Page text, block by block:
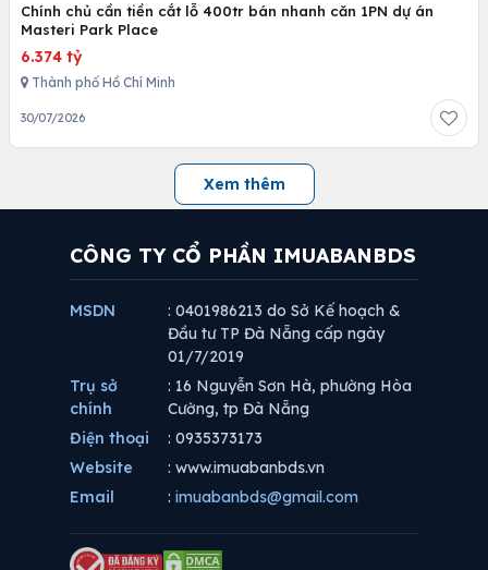
Chính chủ cần tiền cắt lỗ 400tr bán nhanh căn 1PN dự án
Masteri Park Place
6.374 tỷ
Thành phố Hồ Chí Minh
30/07/2026
Xem thêm
CÔNG TY CỔ PHẦN IMUABANBDS
MSDN
: 0401986213 do Sở Kế hoạch &
Đầu tư TP Đà Nẵng cấp ngày
01/7/2019
Trụ sở
chính
: 16 Nguyễn Sơn Hà, phường Hòa
Cường, tp Đà Nẵng
Điện thoại
: 0935373173
Website
: www.imuabanbds.vn
Email
: imuabanbds@gmail.com